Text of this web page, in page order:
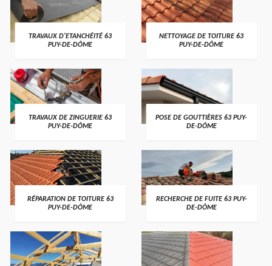
TRAVAUX D'ETANCHÉITÉ 63
PUY-DE-DÔME
NETTOYAGE DE TOITURE 63
PUY-DE-DÔME
TRAVAUX DE ZINGUERIE 63
PUY-DE-DÔME
POSE DE GOUTTIÈRES 63 PUY-
DE-DÔME
RÉPARATION DE TOITURE 63
PUY-DE-DÔME
RECHERCHE DE FUITE 63 PUY-
DE-DÔME